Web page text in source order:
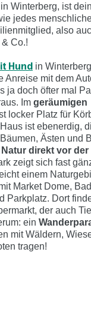
Winterberg, ist
jedes
also
Co.!
Hund in
Anreise mit dem
ja doch öfter mal
Imgeräumigen
locker Platz für
ist ebenerdig,
Ästen und
Natur direkt vor der
zeigt sich fast
einem
Market Dome,
Parkplatz. Dort
der auch
ein
mit Wäldern,
tragen!